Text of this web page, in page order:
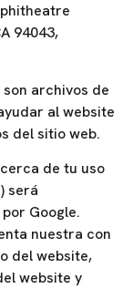
94043,
archivos de
al website
del sitio web.
de tu uso
será
Google.
nuestra con
del website,
website y